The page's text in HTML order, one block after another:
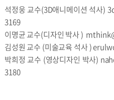
석정웅 교수(3D애니메이션 석사)
3169
이명균 교수(디자인 박사 )
김성원 교수 (미술교육 석사 )
박희정 교수 (영상디자인 박사)
3180